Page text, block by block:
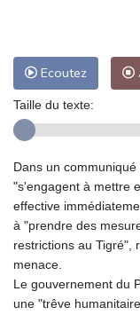
Ecoutez
Taille du texte:
Dans un
"s'engagent à mettre
effective
à "prendre des
restrictions au Tigré",
menace.
Le gouvernement du
une "trêve